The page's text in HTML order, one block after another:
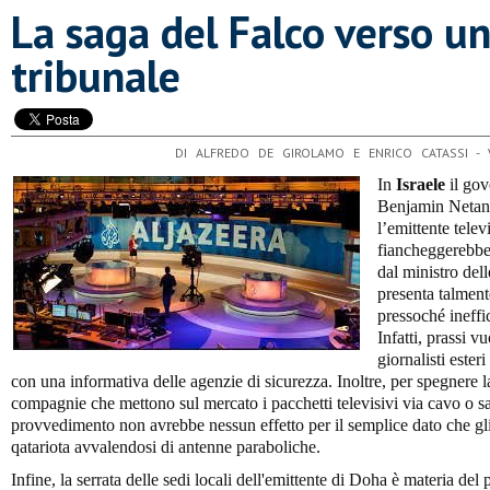
La saga del Falco verso
tribunale
DI ALFREDO DE GIROLAMO E ENRICO CATASSI -
In Israele il
Benjamin
l’emittente
dal ministro
presenta
pressoché
Infatti, prassi
giornalisti esteri
con una informativa delle agenzie di sicurezza. Inoltre, per spegnere
compagnie che mettono sul mercato i pacchetti televisivi via cavo o
provvedimento non avrebbe nessun effetto per il semplice dato che
qatariota avvalendosi di antenne paraboliche.
Infine, la serrata delle sedi locali dell'emittente di Doha è materia del